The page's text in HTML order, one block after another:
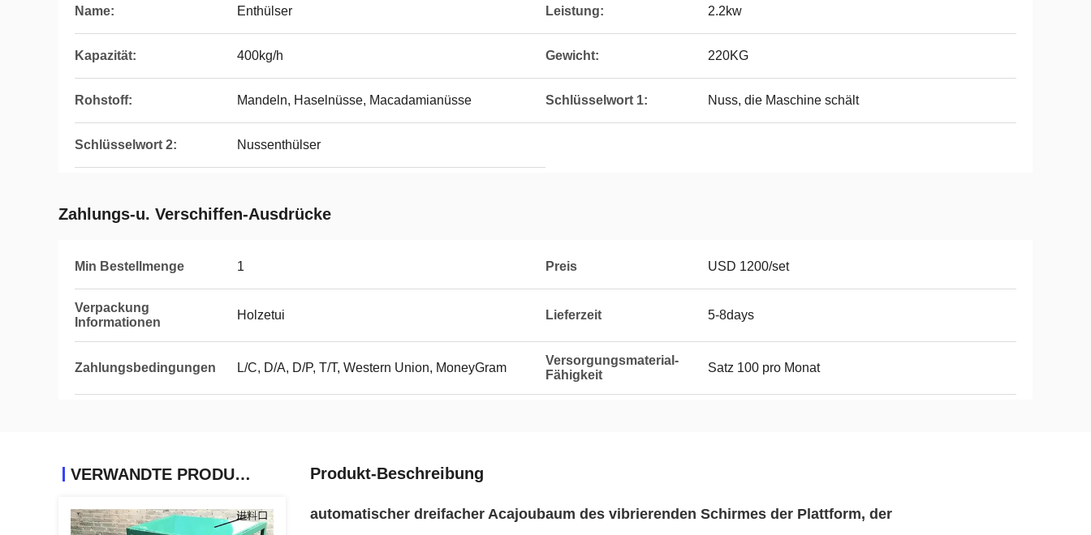
Name: Enthülser Leistung: 2.2kw
Kapazität: 400kg/h Gewicht: 220KG
Rohstoff: Mandeln, Haselnüsse, Macadamianüsse Schlüsselwort 1: Nuss, die Maschine schält
Schlüsselwort 2: Nussenthülser
Zahlungs-u. Verschiffen-Ausdrücke
Min Bestellmenge 1 Preis USD 1200/set
Verpackung
Informationen
Holzetui Lieferzeit 5-8days
Zahlungsbedingungen L/C, D/A, D/P, T/T, Western Union, MoneyGram
Versorgungsmaterial-
Fähigkeit
Satz 100 pro Monat
VERWANDTE PRODUKTE Produkt-Beschreibung
automatischer dreifacher Acajoubaum des vibrierenden Schirmes der Plattform, der